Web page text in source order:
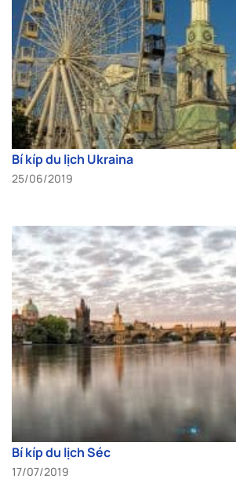
Bí kíp du lịch Ukraina
25/06/2019
Bí kíp du lịch Séc
17/07/2019